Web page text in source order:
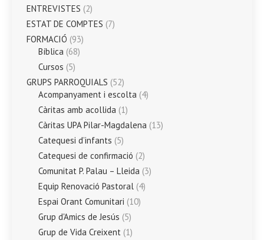
ENTREVISTES (2)
ESTAT DE COMPTES (7)
FORMACIÓ (93)
Bíblica (68)
Cursos (5)
GRUPS PARROQUIALS (52)
Acompanyament i escolta (4)
Càritas amb acollida (1)
Càritas UPA Pilar-Magdalena (13)
Catequesi d’infants (5)
Catequesi de confirmació (2)
Comunitat P. Palau – Lleida (3)
Equip Renovació Pastoral (4)
Espai Orant Comunitari (10)
Grup d'Amics de Jesús (5)
Grup de Vida Creixent (1)